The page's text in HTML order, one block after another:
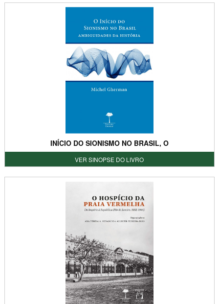
INÍCIO DO SIONISMO NO BRASIL, O
VER SINOPSE DO LIVRO